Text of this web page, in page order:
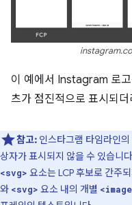
이 예에서 Instagram 로
츠가 점진적으로 표시되
참고: 인스타그램 타임라인
상자가 표시되지 않을 수 있습니
<svg> 요소는 LCP 후보로 간주
와 <svg> 요소 내의 개별